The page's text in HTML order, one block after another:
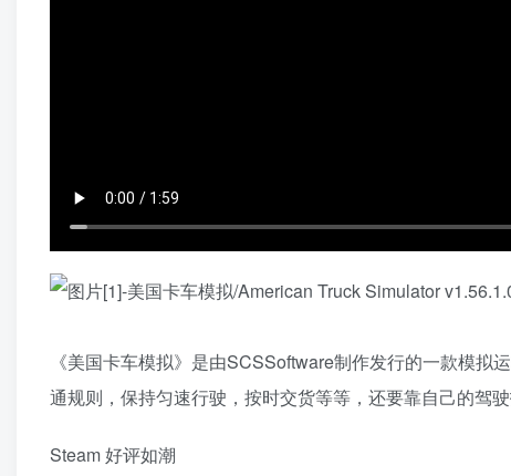
《美国卡车模拟》是由SCSSoftware制作发行的一款模
通规则，保持匀速行驶，按时交货等等，还要靠自己的驾
Steam 好评如潮